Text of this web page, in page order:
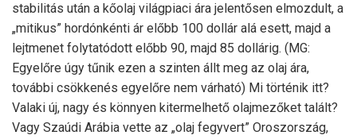
stabilitás után a kőolaj világpiaci ára jelentősen elmozdult, a
„mitikus” hordónkénti ár előbb 100 dollár alá esett, majd a
lejtmenet folytatódott előbb 90, majd 85 dollárig. (MG:
Egyelőre úgy tűnik ezen a szinten állt meg az olaj ára,
további csökkenés egyelőre nem várható) Mi történik itt?
Valaki új, nagy és könnyen kitermelhető olajmezőket talált?
Vagy Szaúdi Arábia vette az „olaj fegyvert” Oroszország,